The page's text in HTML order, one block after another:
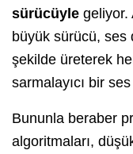
sürücüyle geliyor.
büyük sürücü, ses
şekilde üreterek
sarmalayıcı bir
Bununla beraber
algoritmaları,